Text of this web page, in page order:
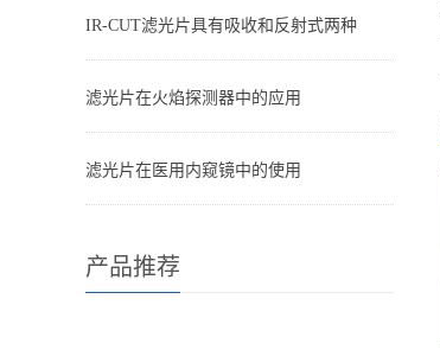
IR-CUT滤光片具有吸收和反射式两种
滤光片在火焰探测器中的应用
滤光片在医用内窥镜中的使用
产品推荐